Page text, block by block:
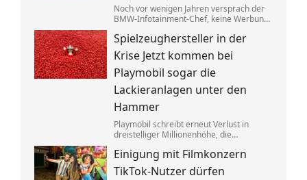
Noch vor wenigen Jahren versprach der
BMW-Infotainment-Chef, keine Werbung
bestimmte Modelle einen Clip für einen
neuen Film. BMW sagt, das sei gar keine
Werbung.
Spielzeughersteller in der
Krise Jetzt kommen bei
Playmobil sogar die
Lackieranlagen unter den
Hammer
Playmobil schreibt erneut Verlust in
dreistelliger Millionenhöhe, die
Vorzeigeunternehmens wandert ins
Ausland. Getrieben wird die Krise auch
von eklatantem Missmanagement.
Einigung mit Filmkonzern
TikTok-Nutzer dürfen